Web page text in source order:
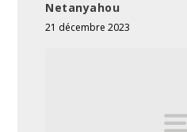
Netanyahou
21 décembre 2023